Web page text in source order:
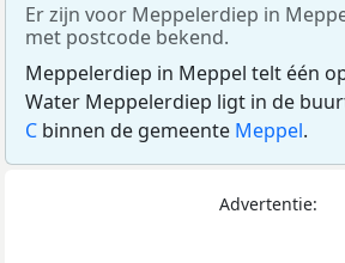
Er zijn voor Meppelerdiep in
met postcode bekend.
Meppelerdiep in Meppel telt één
Water Meppelerdiep ligt in de
C binnen de gemeente Meppel.
Advertentie: